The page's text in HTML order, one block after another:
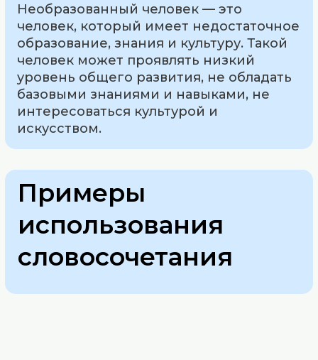
Необразованный человек — это
человек, который имеет недостаточное
образование, знания и культуру. Такой
человек может проявлять низкий
уровень общего развития, не обладать
базовыми знаниями и навыками, не
интересоваться культурой и
искусством.
Примеры
использования
словосочетания